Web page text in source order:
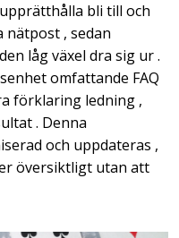
bli till och
nätpost , sedan
låg växel dra sig ur .
omfattande FAQ
förklaring ledning ,
. Denna
och uppdateras ,
översiktligt utan att